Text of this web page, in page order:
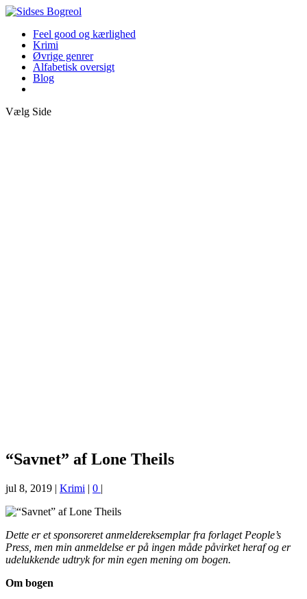
Feel good og kærlighed
Krimi
Øvrige genrer
Alfabetisk oversigt
Blog
Vælg Side
“Savnet” af Lone Theils
jul 8, 2019 | Krimi | 0 |
Dette er et sponsoreret anmeldereksemplar fra forlaget People’s
Press, men min anmeldelse er på ingen måde påvirket heraf og er
udelukkende udtryk for min egen mening om bogen.
Om bogen